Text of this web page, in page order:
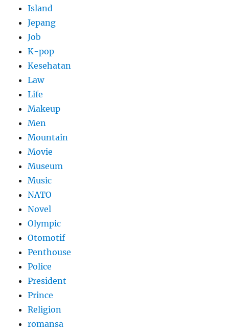
Island
Jepang
Job
K-pop
Kesehatan
Law
Life
Makeup
Men
Mountain
Movie
Museum
Music
NATO
Novel
Olympic
Otomotif
Penthouse
Police
President
Prince
Religion
romansa